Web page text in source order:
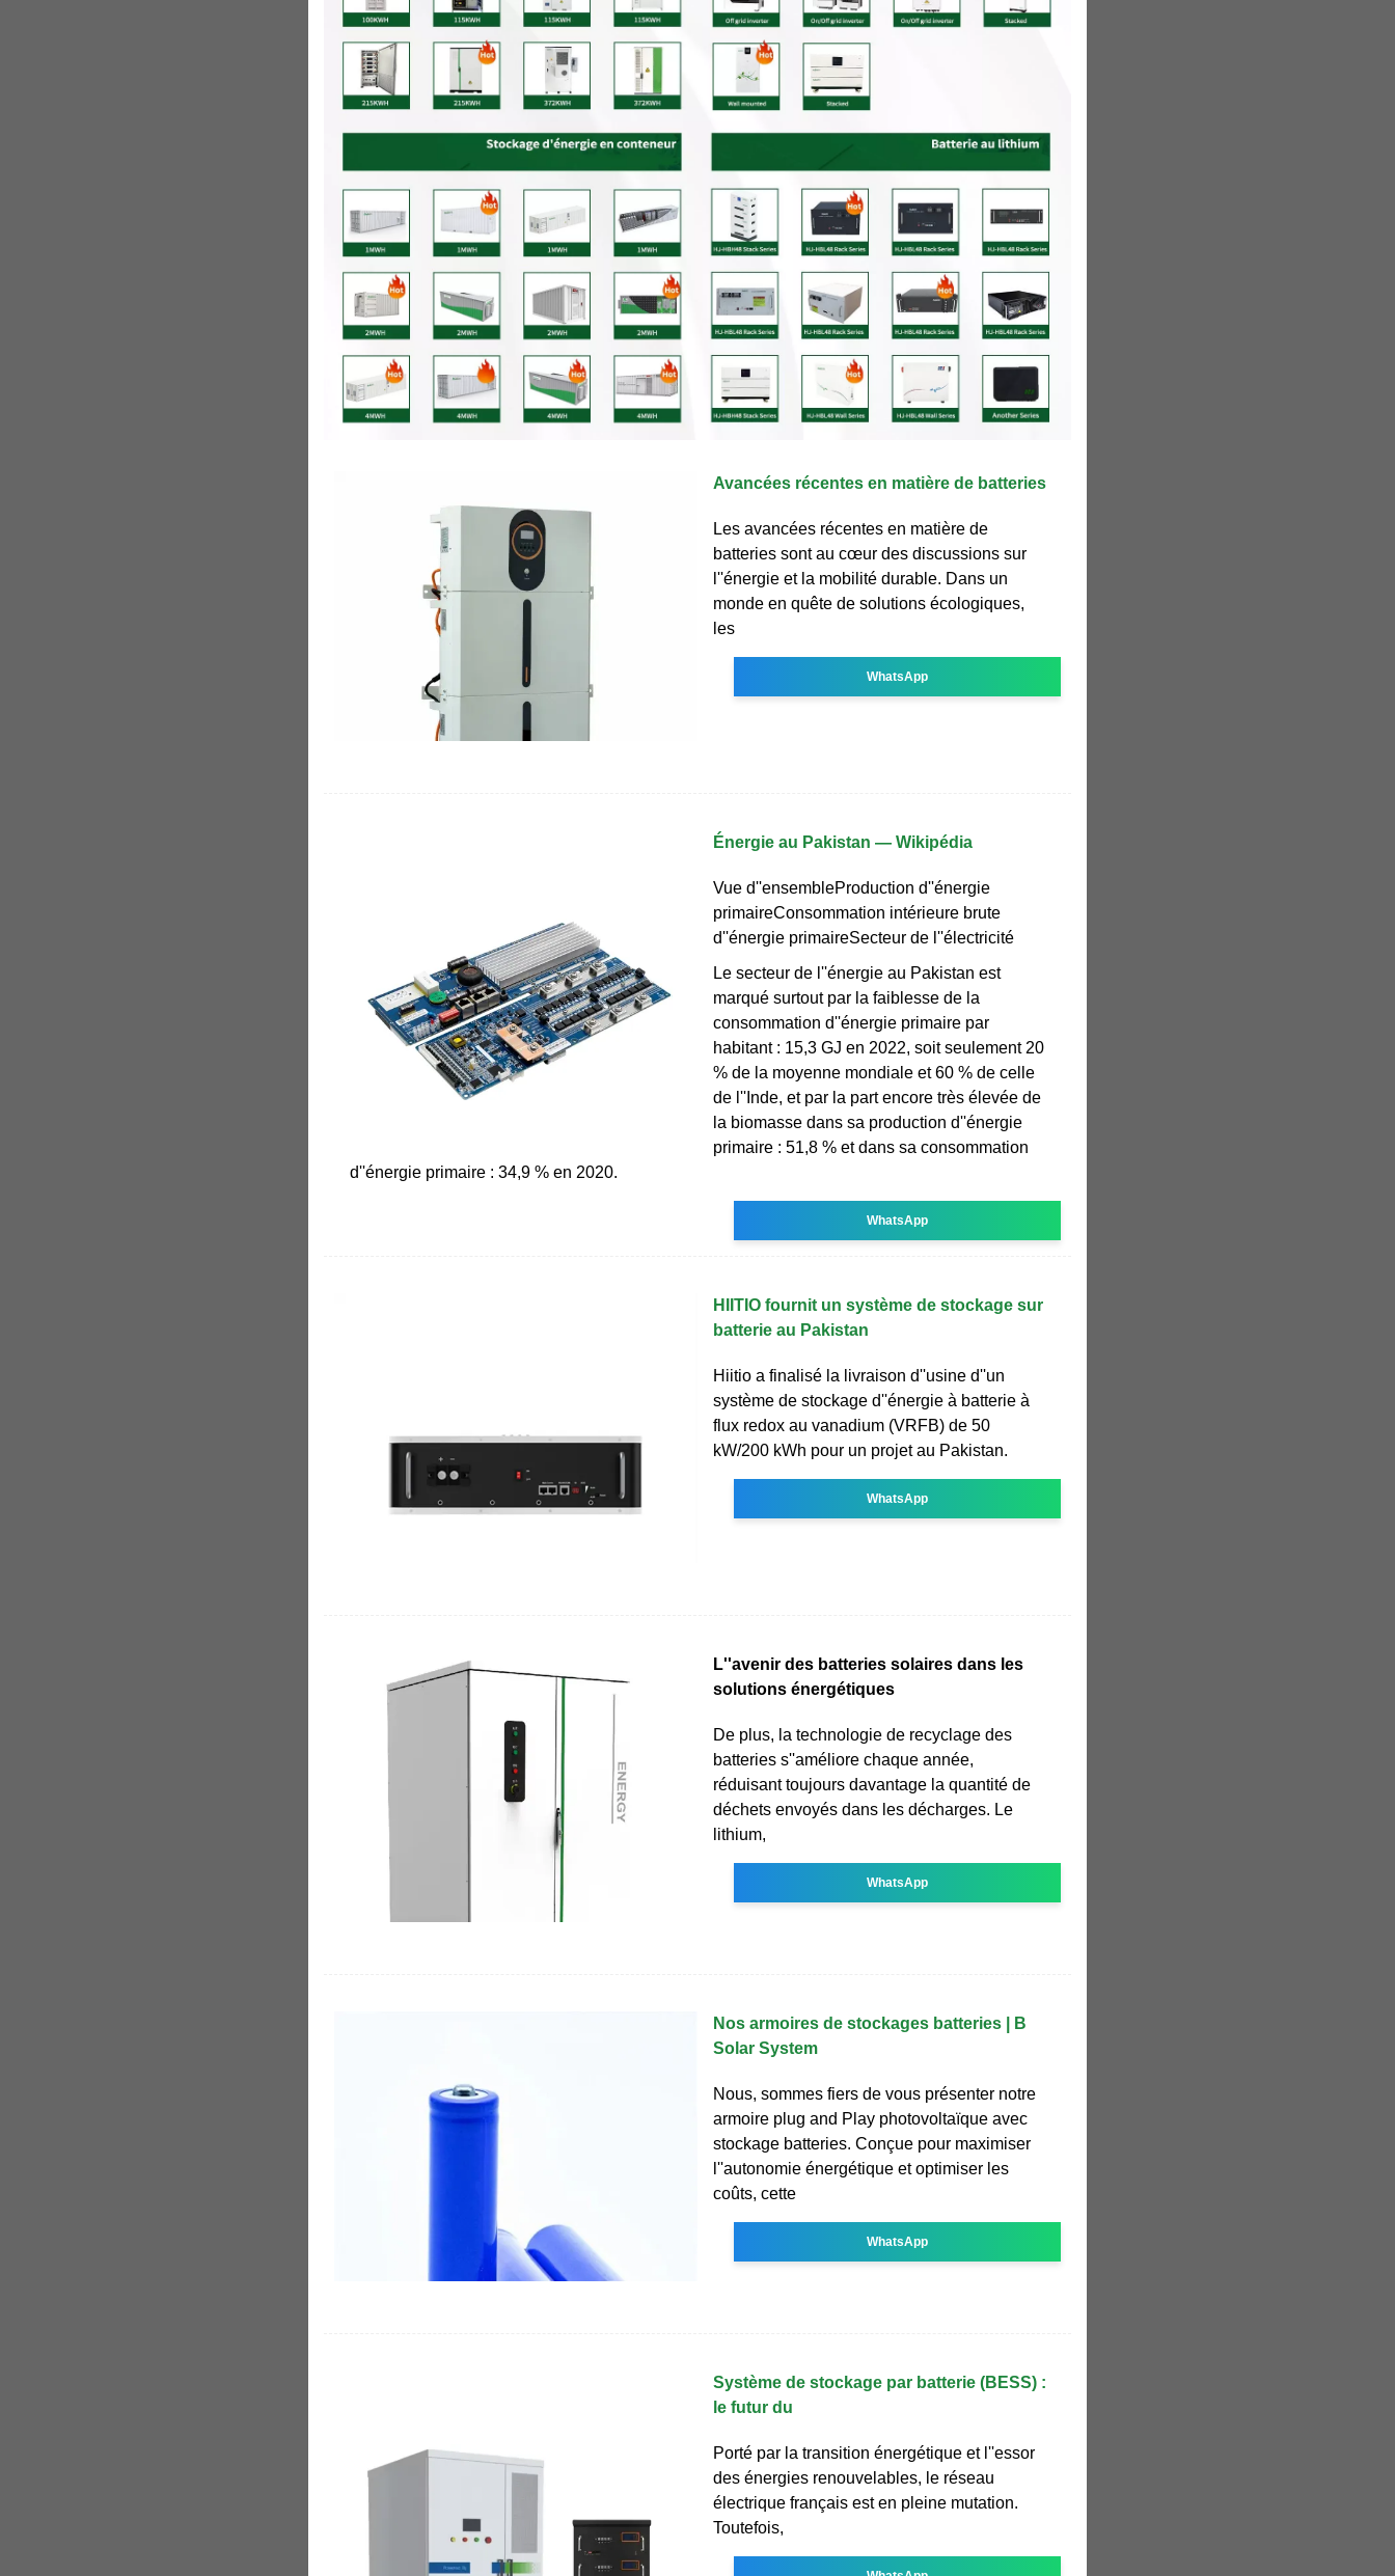
Avancées récentes en matière de batteries
Les avancées récentes en matière de
batteries sont au cœur des discussions sur
l''énergie et la mobilité durable. Dans un
monde en quête de solutions écologiques,
les
WhatsApp
Énergie au Pakistan — Wikipédia
Vue d''ensembleProduction d''énergie
primaireConsommation intérieure brute
d''énergie primaireSecteur de l''électricité
Le secteur de l''énergie au Pakistan est
marqué surtout par la faiblesse de la
consommation d''énergie primaire par
habitant : 15,3 GJ en 2022, soit seulement 20
% de la moyenne mondiale et 60 % de celle
de l''Inde, et par la part encore très élevée de
la biomasse dans sa production d''énergie
primaire : 51,8 % et dans sa consommation
d''énergie primaire : 34,9 % en 2020.
WhatsApp
HIITIO fournit un système de stockage sur
batterie au Pakistan
Hiitio a finalisé la livraison d''usine d''un
système de stockage d''énergie à batterie à
flux redox au vanadium (VRFB) de 50
kW/200 kWh pour un projet au Pakistan.
WhatsApp
L''avenir des batteries solaires dans les
solutions énergétiques
De plus, la technologie de recyclage des
batteries s''améliore chaque année,
réduisant toujours davantage la quantité de
déchets envoyés dans les décharges. Le
lithium,
WhatsApp
Nos armoires de stockages batteries | B
Solar System
Nous, sommes fiers de vous présenter notre
armoire plug and Play photovoltaïque avec
stockage batteries. Conçue pour maximiser
l''autonomie énergétique et optimiser les
coûts, cette
WhatsApp
Système de stockage par batterie (BESS) :
le futur du
Porté par la transition énergétique et l''essor
des énergies renouvelables, le réseau
électrique français est en pleine mutation.
Toutefois,